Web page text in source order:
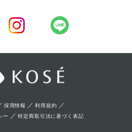
採用情報 ／利用規約 ／
ー ／特定商取引法に基づく表記